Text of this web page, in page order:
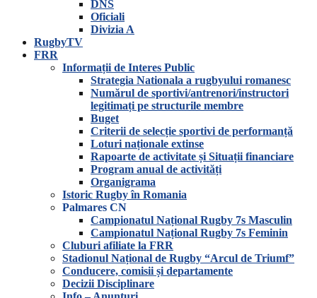
DNS
Oficiali
Divizia A
RugbyTV
FRR
Informații de Interes Public
Strategia Nationala a rugbyului romanesc
Numărul de sportivi/antrenori/instructori
legitimați pe structurile membre
Buget
Criterii de selecție sportivi de performanță
Loturi naționale extinse
Rapoarte de activitate și Situații financiare
Program anual de activități
Organigrama
Istoric Rugby în Romania
Palmares CN
Campionatul Național Rugby 7s Masculin
Campionatul Național Rugby 7s Feminin
Cluburi afiliate la FRR
Stadionul Național de Rugby “Arcul de Triumf”
Conducere, comisii și departamente
Decizii Disciplinare